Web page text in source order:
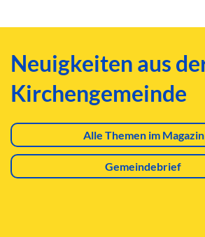
Neuigkeiten aus
Kirchengemeinde
Alle Themen im Magazin
Gemeindebrief